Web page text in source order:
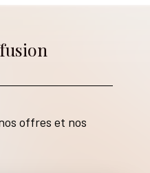
offres et nos